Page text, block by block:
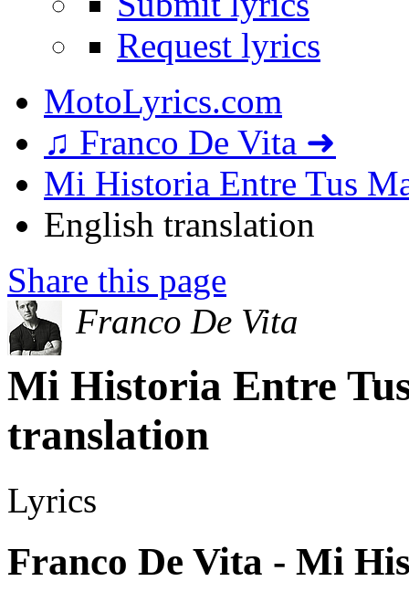
Request lyrics
MotoLyrics.com
♫ Franco De Vita ➜
Mi Historia Entre Tus
English translation
Share this page
Franco De Vita
Mi Historia Entre
translation
Lyrics
Franco De Vita - Mi